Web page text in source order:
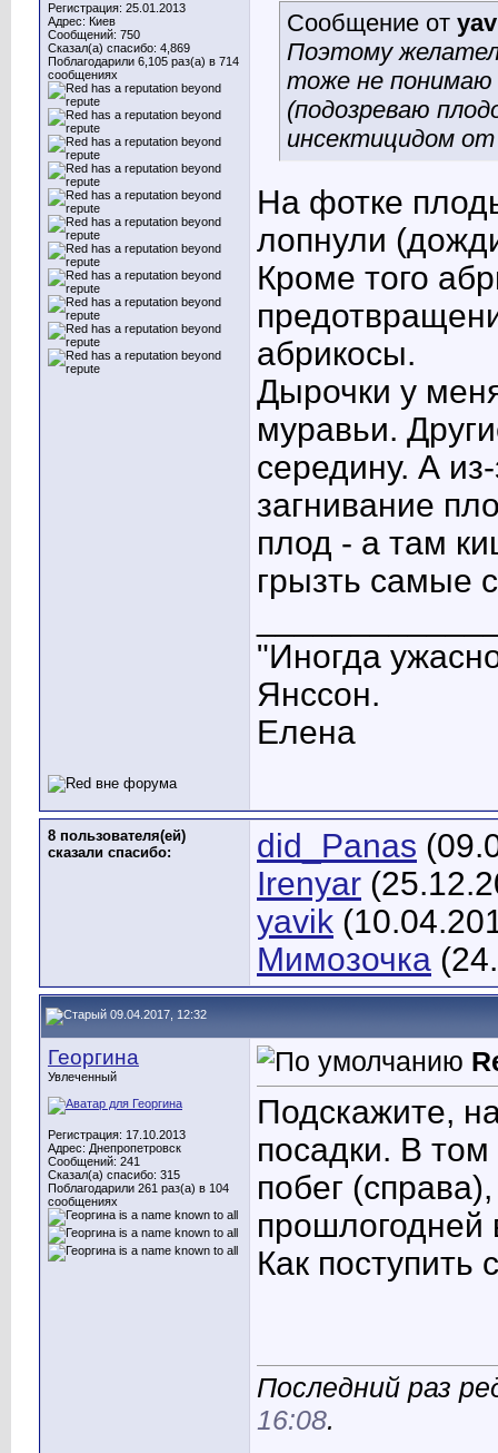
Регистрация: 25.01.2013
Адрес: Киев
Сообщений: 750
Сказал(а) спасибо: 4,869
Поблагодарили 6,105 раз(а) в 714
сообщениях
Сообщение от
Поэтому
тоже не понимаю
(подозреваю
инсектицидом от
На фотке
лопнули
Кроме того
абрикосы.
Дырочки у
муравьи.
середину. А
загнивание
плод - а там
грызть самые
"Иногда
Янссон.
Елена
8 пользователя(ей)
сказали cпасибо:
did_Panas
Irenyar
yavik
Мимозочка
09.04.2017, 12:32
Георгина
Увлеченный
Регистрация: 17.10.2013
Адрес: Днепропетровск
Сообщений: 241
Сказал(а) спасибо: 315
Поблагодарили 261 раз(а) в 104
сообщениях
Подскажите,
посадки. В
побег
прошлогодней
Как поступить
Последний раз
16:08.